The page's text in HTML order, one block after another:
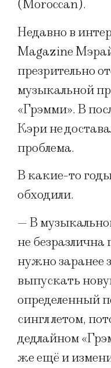
(Moroccan).
Недавно в
Magazine
презрительно
музыкальной
«Грэмми». В
Кэри не
проблема.
В какие-то
обходили.
— В
не
нужно заранее
выпускать
определенный
сингл летом,
дедлайном
же ещё и